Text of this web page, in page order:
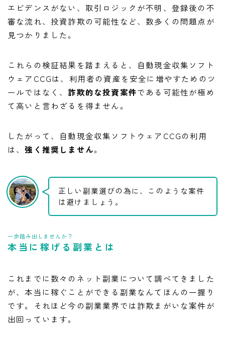
エビデンスがない、取引ロジックが不明、登録後の不
審な流れ、投資詐欺の可能性など、数多くの問題点が
見つかりました。
これらの検証結果を踏まえると、自動現金収集ソフト
ウェアCCGは、利用者の資産を安全に増やすためのツ
ールではなく、 詐欺的な投資案件である可能性が極め
て高いと言わざるを得ません。
したがって、自動現金収集ソフトウェアCCGの利用
は、強く推奨しません。
正しい副業選びの為に、このような案件
は避けましょう。
一歩踏み出しませんか？
本当に稼げる副業とは
これまでに数々のネット副業について調べてきました
が、本当に稼ぐことができる副業なんてほんの一握り
です。それほど今の副業業界では詐欺まがいな案件が
出回っています。